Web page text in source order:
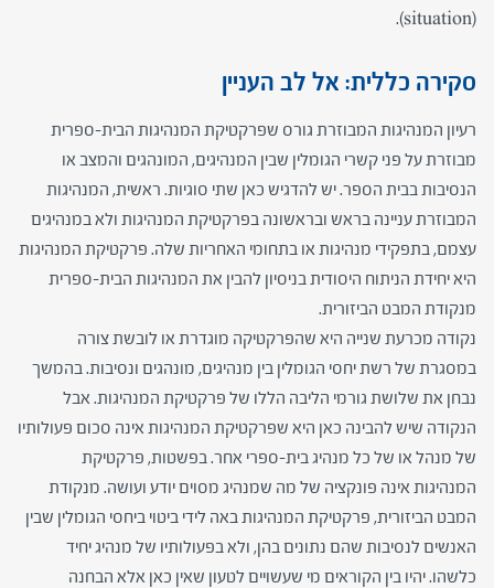
(
situation
).
סקירה כללית: אל לב העניין
רעיון המנהיגות המבוזרת גורס שפרקטיקת המנהיגות הבית-ספרית
מבוזרת על פני קשרי הגומלין שבין המנהיגים, המונהגים והמצב או
הנסיבות בבית הספר. יש להדגיש כאן שתי סוגיות. ראשית, המנהיגות
המבוזרת עניינה בראש ובראשונה בפרקטיקת המנהיגות ולא במנהיגים
עצמם, בתפקידי מנהיגות או בתחומי האחריות שלה. פרקטיקת המנהיגות
היא יחידת הניתוח היסודית בניסיון להבין את המנהיגות הבית-ספרית
מנקודת המבט הביזורית.
נקודה מכרעת שנייה היא שהפרקטיקה מוגדרת או לובשת צורה
במסגרת של רשת יחסי הגומלין בין מנהיגים, מונהגים ונסיבות. בהמשך
נבחן את שלושת גורמי הליבה הללו של פרקטיקת המנהיגות. אבל
הנקודה שיש להבינה כאן היא שפרקטיקת המנהיגות אינה סכום פעולותיו
של מנהל או של כל מנהיג בית-ספרי אחר. בפשטות, פרקטיקת
המנהיגות אינה פונקציה של מה שמנהיג מסוים יודע ועושה. מנקודת
המבט הביזורית, פרקטיקת המנהיגות באה לידי ביטוי ביחסי הגומלין שבין
האנשים לנסיבות שהם נתונים בהן, ולא בפעולותיו של מנהיג יחיד
כלשהו. יהיו בין הקוראים מי שעשויים לטעון שאין כאן אלא הבחנה